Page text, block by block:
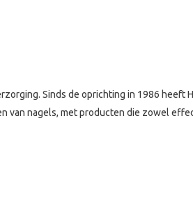
Sinds de oprichting in 1986 heeft
van nagels, met producten die zowel